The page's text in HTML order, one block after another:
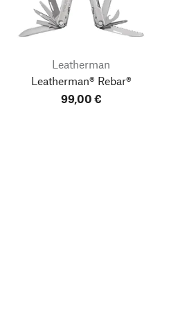
Leatherman
Leatherman® Rebar®
99,00 €